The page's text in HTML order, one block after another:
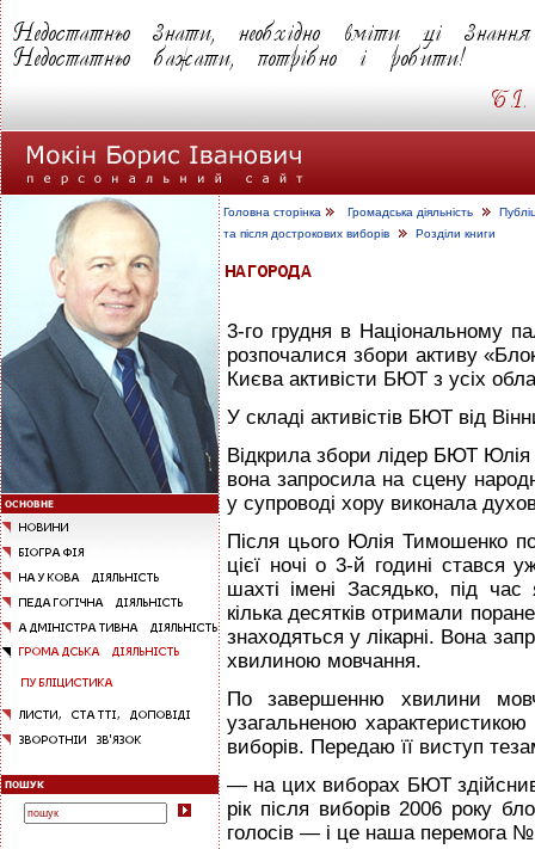
Головна сторінка Громадська діяльність
та після дострокових виборів
Розділи книги
3-го грудня в Національному
розпочалися збори активу
Києва активісти БЮТ з усіх
У складі активістів БЮТ від
Відкрила збори лідер БЮТ Юлія
вона запросила на сцену
у супроводі хору виконала
Після цього Юлія Тимошенко
цієї ночі о 3-й годині стався
шахті імені Засядько, під час
кілька десятків отримали
знаходяться у лікарні. Вона
хвилиною мовчання.
По завершенню хвилини
узагальненою
виборів. Передаю її виступ
— на цих виборах БЮТ
рік після виборів 2006 року
голосів — і це наша перемога